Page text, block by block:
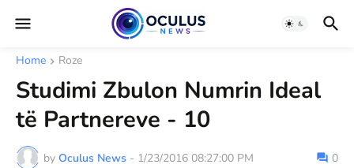
Home Roze
Studimi Zbulon Numrin Ideal
të Partnereve - 10
by Oculus News - 1/23/2016 08:27:00 PM 0